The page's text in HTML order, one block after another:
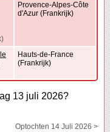
Provence-Alpes-Côte
d'Azur (Frankrijk)
Hauts-de-France
(Frankrijk)
13 juli 2026?
Optochten 14 Juli 2026 >